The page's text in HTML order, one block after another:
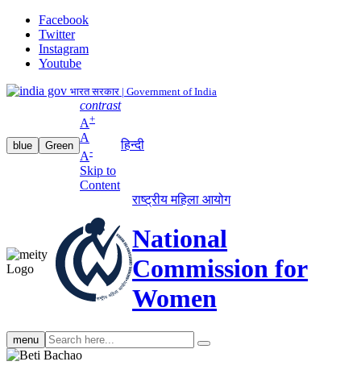
Facebook
Twitter
Instagram
Youtube
भारत सरकार | Government of India
blue Green
contrast
A+
A
A-
Skip to
Content
हिन्दी
राष्ट्रीय महिला आयोग
National
Commission for
Women
menu Search
search